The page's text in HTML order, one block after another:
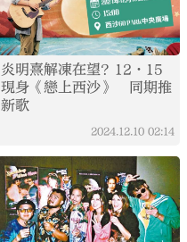
炎明熹解凍在望？12·15
現身《戀上西沙》 同期推
新歌
2024.12.10 02:14